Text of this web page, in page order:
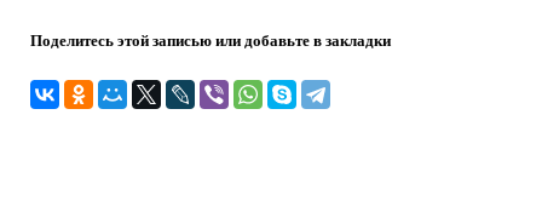
Поделитесь этой записью или добавьте в закладки